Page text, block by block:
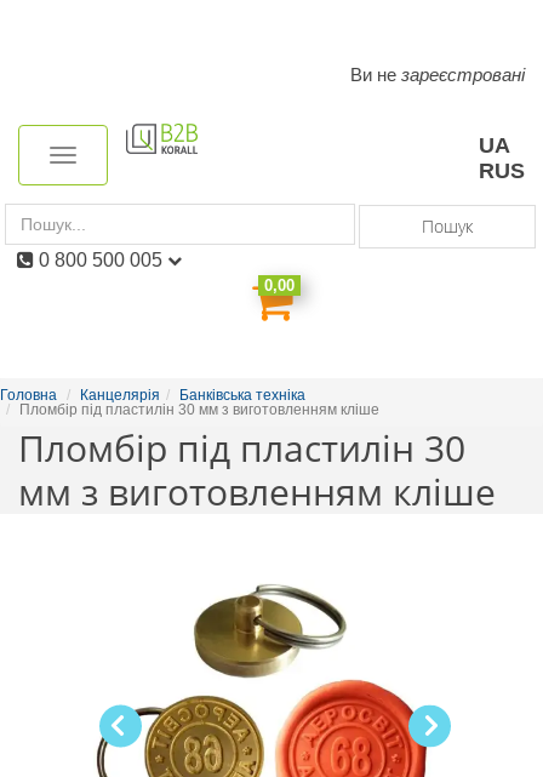
navigation
Toggle
UA
RUS
Пошук
0,00
Ви не зареєстровані
0 800 500 005
Головна Канцелярія
Банківська техніка
Пломбір під пластилін 30 мм з виготовленням кліше
Пломбір під пластилін 30
мм з виготовленням кліше